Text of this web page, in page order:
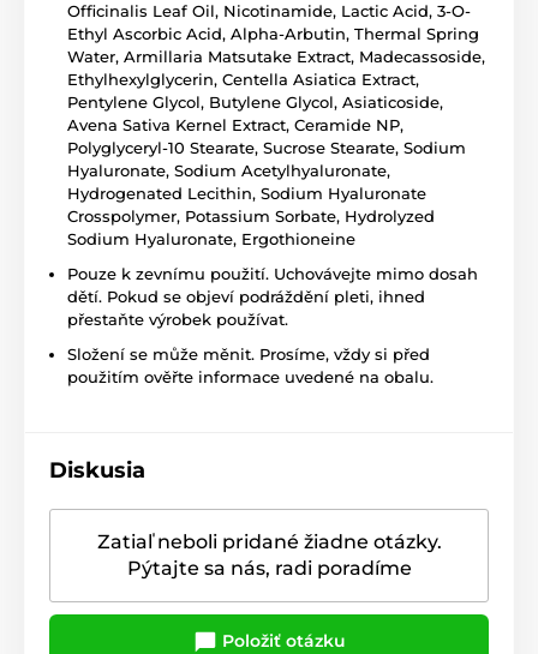
Officinalis Leaf Oil, Nicotinamide, Lactic Acid, 3-O-
Ethyl Ascorbic Acid, Alpha-Arbutin, Thermal Spring
Water, Armillaria Matsutake Extract, Madecassoside,
Ethylhexylglycerin, Centella Asiatica Extract,
Pentylene Glycol, Butylene Glycol, Asiaticoside,
Avena Sativa Kernel Extract, Ceramide NP,
Polyglyceryl-10 Stearate, Sucrose Stearate, Sodium
Hyaluronate, Sodium Acetylhyaluronate,
Hydrogenated Lecithin, Sodium Hyaluronate
Crosspolymer, Potassium Sorbate, Hydrolyzed
Sodium Hyaluronate, Ergothioneine
Pouze k zevnímu použití. Uchovávejte mimo dosah
dětí. Pokud se objeví podráždění pleti, ihned
přestaňte výrobek používat.
Složení se může měnit. Prosíme, vždy si před
použitím ověřte informace uvedené na obalu.
Diskusia
Zatiaľ neboli pridané žiadne otázky.
Pýtajte sa nás, radi poradíme
Položiť otázku